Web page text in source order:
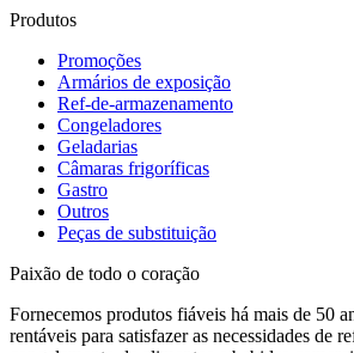
Produtos
Promoções
Armários de exposição
Ref-de-armazenamento
Congeladores
Geladarias
Câmaras frigoríficas
Gastro
Outros
Peças de substituição
Paixão de todo o coração
Fornecemos produtos fiáveis há mais de 50
rentáveis para satisfazer as necessidades de